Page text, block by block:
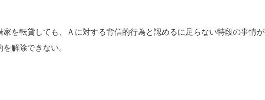
を転貸しても、Ａに対する背信的行為と認めるに足らない特段の事情が
解除できない。